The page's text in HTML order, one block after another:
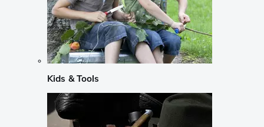
Kids & Tools